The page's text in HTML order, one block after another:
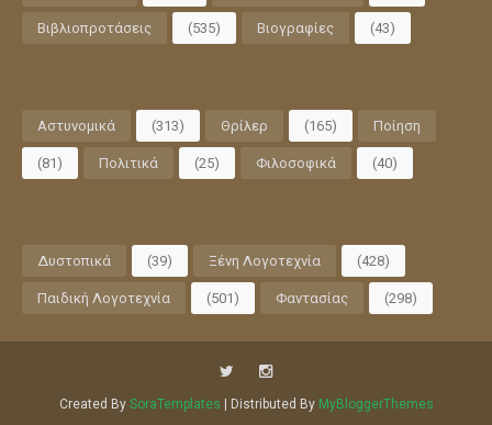
Βιβλιοπροτάσεις (535) Βιογραφίες (43)
Αστυνομικά (313) Θρίλερ (165) Ποίηση
(81) Πολιτικά (25) Φιλοσοφικά (40)
Δυστοπικά (39) Ξένη Λογοτεχνία (428)
Παιδική Λογοτεχνία (501) Φαντασίας (298)
Created By SoraTemplates | Distributed By MyBloggerThemes